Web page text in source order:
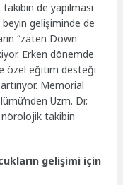
de yapılması
gelişiminde de
“zaten Down
Erken dönemde
özel eğitim desteği
Memorial
Uzm. Dr.
nörolojik takibin
gelişimi için